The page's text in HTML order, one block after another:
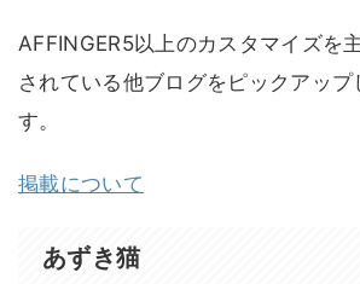
AFFINGER5以上のカスタマイズを
されている他ブログをピックアップ
す。
掲載について
あずき猫